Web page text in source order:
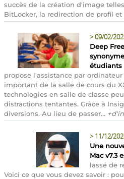
succès de la création d'image
BitLocker, la redirection de profil et
>09/02/
Deep
étudiants
propose l'assistance par
important de la salle de cours du
technologies en salle de classe
distractions tentantes. Grâce à
diversions. Au lieu de passer...
> 11/12/
Une
Mac v7.3
lassé de
Voici ce que vous devez savoir :